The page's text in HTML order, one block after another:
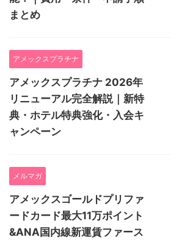
まとめ
アメックスプラチナ
アメックスプラチナ 2026年
リニューアル完全解説｜新特
典・ホテル特典強化・入会キ
ャンペーン
メルマガ
アメックスゴールドプリファ
ードカード最大11万ポイント
&ANA国内線新運賃ファース